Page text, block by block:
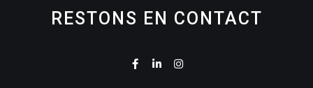
RESTONS EN CONTACT